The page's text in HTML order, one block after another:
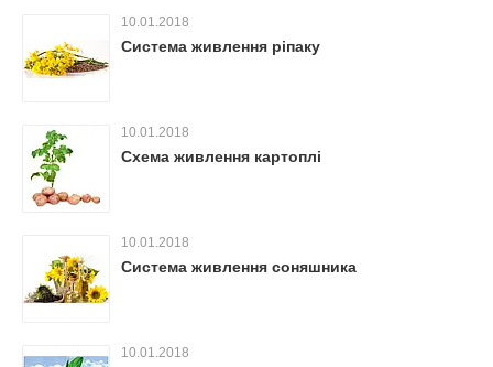
10.01.2018
Система живлення ріпаку
10.01.2018
Схема живлення картоплі
10.01.2018
Система живлення соняшника
10.01.2018